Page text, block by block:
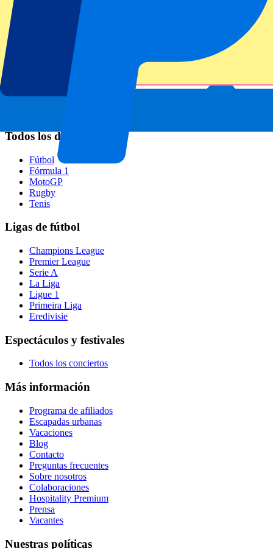
Eventos populares
GP España
GP Países Bajos
Todos los deportes
Fútbol
Fórmula 1
MotoGP
Rugby
Tenis
Ligas de fútbol
Champions League
Premier League
Serie A
La Liga
Ligue 1
Primeira Liga
Eredivisie
Espectáculos y festivales
Todos los conciertos
Más información
Programa de afiliados
Escapadas urbanas
Vacaciones
Blog
Contacto
Preguntas frecuentes
Sobre nosotros
Colaboraciones
Hospitality Premium
Prensa
Vacantes
Nuestras políticas